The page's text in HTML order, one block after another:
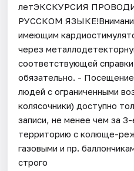
летЭКСКУРСИЯ
РУССКОМ
имеющим
через
соответствующей
обязательно. -
людей с ограниченными
колясочники) доступно
записи, не менее чем за
территорию с колюще-
газовыми и пр.
строго